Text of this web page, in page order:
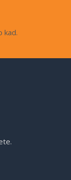
kad.